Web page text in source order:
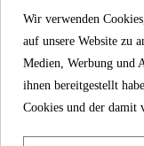
Impressum
Datenschutz
Versand
Wir verwenden
auf unsere Website zu
Medien, Werbung und
ihnen bereitgestellt
Cookies und der damit